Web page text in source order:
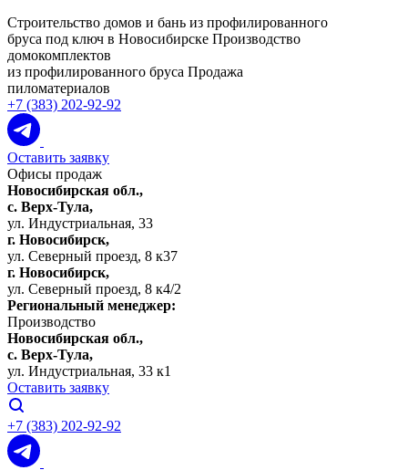
Строительство домов и бань из профилированного
бруса под ключ в Новосибирске Производство
домокомплектов
из профилированного бруса Продажа
пиломатериалов
+7 (383) 202-92-92
Оставить заявку
Офисы продаж
Новосибирская обл.,
c. Верх-Тула,
ул. Индустриальная, 33
г. Новосибирск,
ул. Северный проезд, 8 к37
г. Новосибирск,
ул. Северный проезд, 8 к4/2
Региональный менеджер:
Производство
Новосибирская обл.,
c. Верх-Тула,
ул. Индустриальная, 33 к1
Оставить заявку
+7 (383) 202-92-92